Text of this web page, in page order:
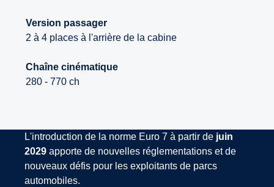
Version passager
2 à 4 places à l'arrière de la cabine
Chaîne cinématique
280 - 770 ch
L'introduction de la norme Euro 7 à partir de juin
2029 apporte de nouvelles réglementations et de
nouveaux défis pour les exploitants de parcs
automobiles.